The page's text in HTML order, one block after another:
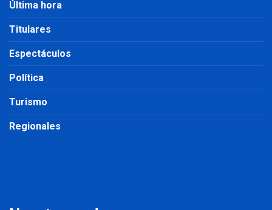
Última hora
Titulares
Espectáculos
Política
Turismo
Regionales